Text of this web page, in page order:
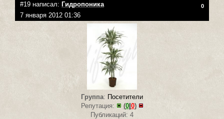
#19 написал: Гидропоника 0
7 января 2012 01:36
Группа: Посетители
Репутация:
(0| 0)
Публикаций: 4